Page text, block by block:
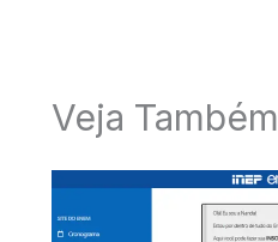
Veja Também